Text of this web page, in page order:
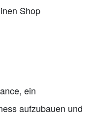
Shop
ein
aufzubauen und